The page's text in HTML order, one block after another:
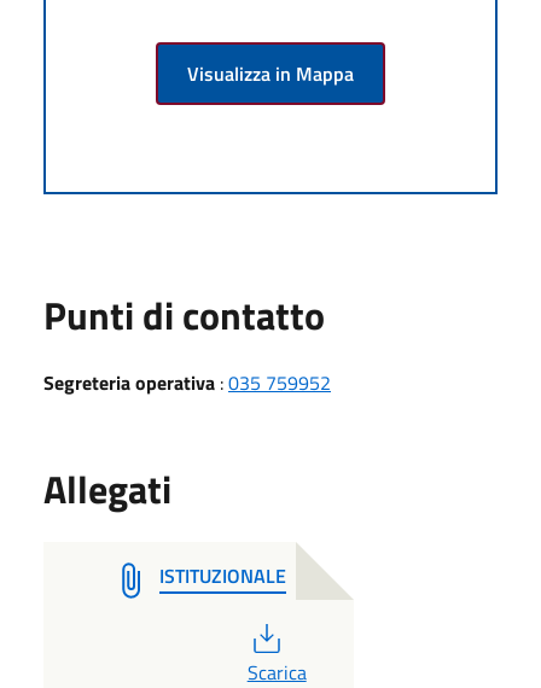
Visualizza in Mappa
Punti di contatto
Segreteria operativa :035 759952
Allegati
ISTITUZIONALE
PDF
Scarica